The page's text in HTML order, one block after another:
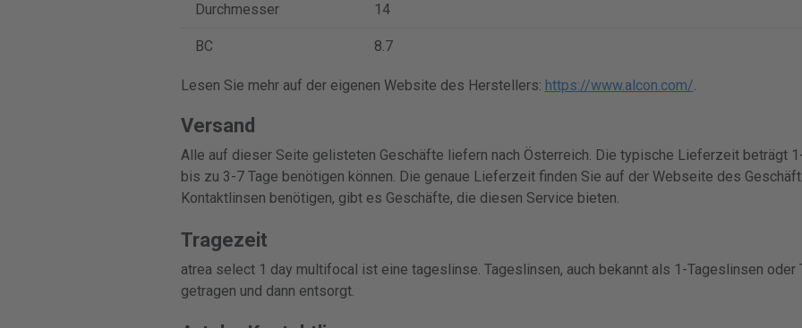
Durchmesser 14
BC 8.7
Lesen Sie mehr auf der eigenen Website des Herstellers: https://www.alcon.com/.
Versand
Alle auf dieser Seite gelisteten Geschäfte liefern nach Österreich. Die typische Lieferzeit beträgt
bis zu 3-7 Tage benötigen können. Die genaue Lieferzeit finden Sie auf der Webseite des
Kontaktlinsen benötigen, gibt es Geschäfte, die diesen Service bieten.
Tragezeit
atrea select 1 day multifocal ist eine tageslinse. Tageslinsen, auch bekannt als 1-Tageslinsen oder
getragen und dann entsorgt.